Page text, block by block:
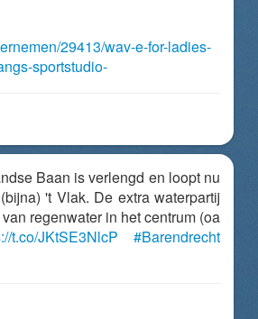
29413/wav-e-for-ladies-
sportstudio-
Baan is verlengd en loopt nu
't Vlak. De extra waterpartij
regenwater in het centrum (oa
t.co/JKtSE3NlcP
#Barendrecht